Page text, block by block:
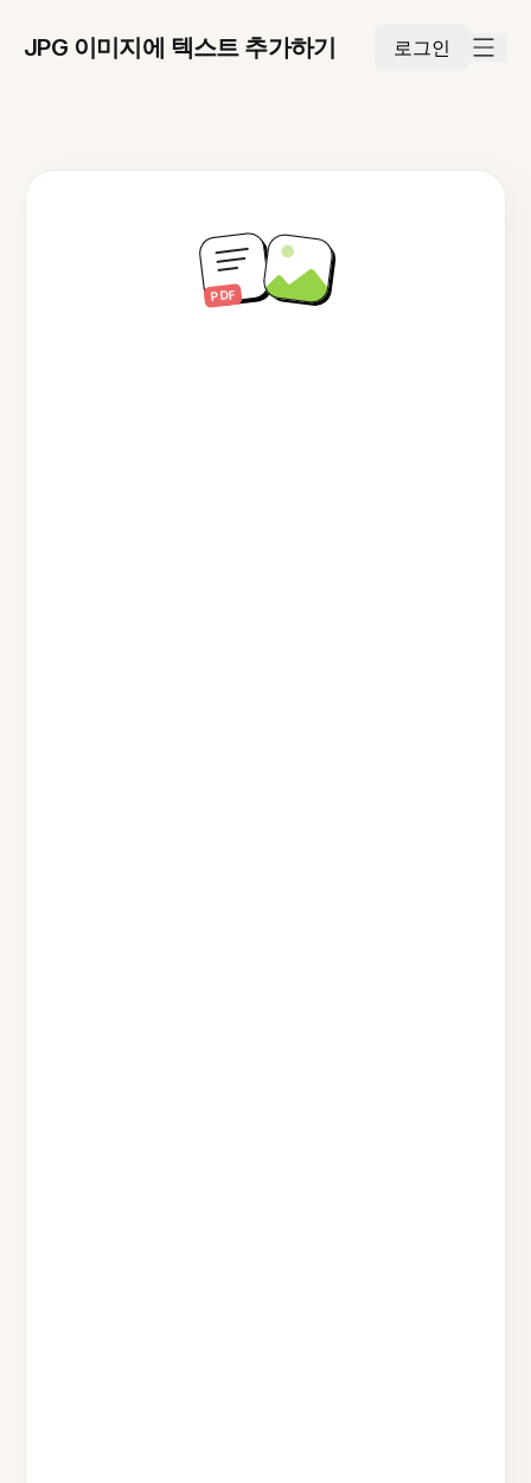
JPG 이미지에 텍스트 추가하기 로그인